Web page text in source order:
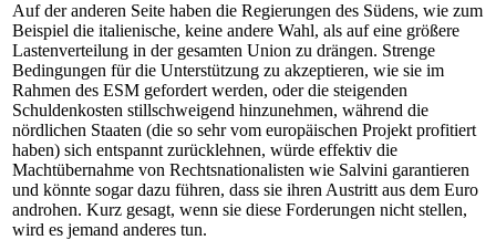
Auf der anderen Seite haben die Regierungen des Südens, wie zum
Beispiel die italienische, keine andere Wahl, als auf eine größere
Lastenverteilung in der gesamten Union zu drängen. Strenge
Bedingungen für die Unterstützung zu akzeptieren, wie sie im
Rahmen des ESM gefordert werden, oder die steigenden
Schuldenkosten stillschweigend hinzunehmen, während die
nördlichen Staaten (die so sehr vom europäischen Projekt profitiert
haben) sich entspannt zurücklehnen, würde effektiv die
Machtübernahme von Rechtsnationalisten wie Salvini garantieren
und könnte sogar dazu führen, dass sie ihren Austritt aus dem Euro
androhen. Kurz gesagt, wenn sie diese Forderungen nicht stellen,
wird es jemand anderes tun.